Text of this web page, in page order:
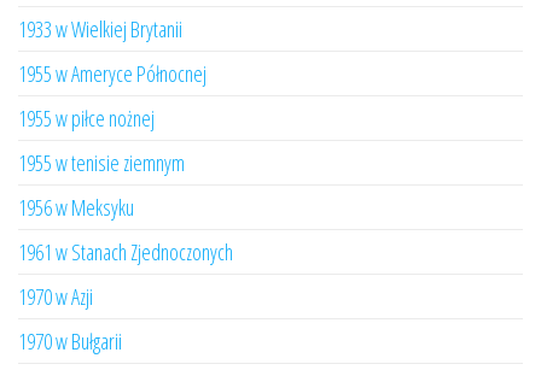
1933 w Wielkiej Brytanii
1955 w Ameryce Północnej
1955 w piłce nożnej
1955 w tenisie ziemnym
1956 w Meksyku
1961 w Stanach Zjednoczonych
1970 w Azji
1970 w Bułgarii